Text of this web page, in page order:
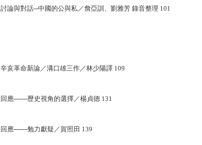
討論與對話─中國的公與私／詹亞訓、劉雅芳 錄音整理 101
辛亥革命新論／溝口雄三作／林少陽譯 109
回應───歷史視角的選擇／楊貞德 131
回應───勉力獻疑／賀照田 139